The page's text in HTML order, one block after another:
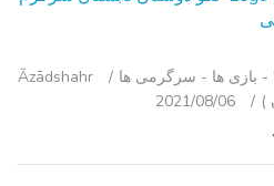
- بازی ها - سرگرمی ‌ها
Āzādshahr
)
2021/08/06